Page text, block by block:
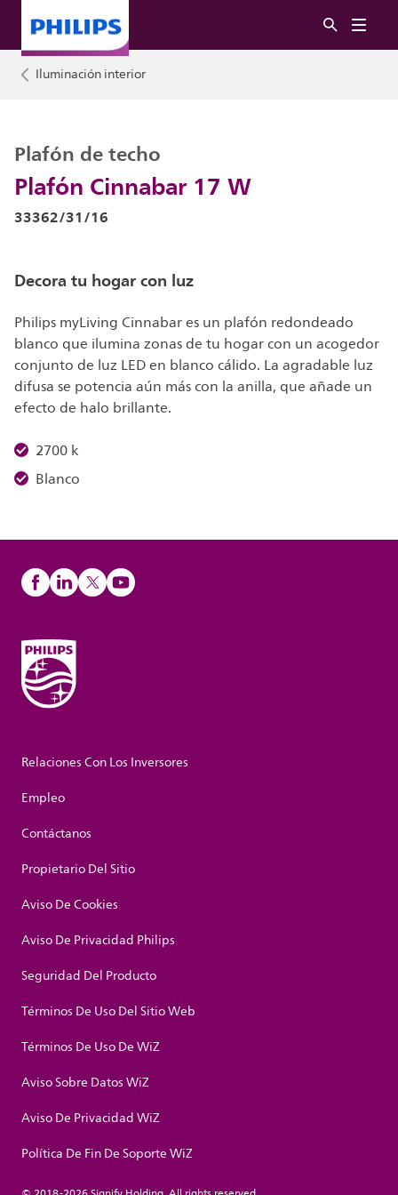
Iluminación interior
Plafón Cinnabar 17 W
Plafón de techo
33362/31/16
Decora tu hogar con luz
Philips myLiving Cinnabar es un plafón redondeado
blanco que ilumina zonas de tu hogar con un acogedor
conjunto de luz LED en blanco cálido. La agradable luz
difusa se potencia aún más con la anilla, que añade un
efecto de halo brillante.
2700 k
Blanco
Relaciones Con Los Inversores
Empleo
Contáctanos
Propietario Del Sitio
Aviso De Cookies
Aviso De Privacidad Philips
Seguridad Del Producto
Términos De Uso Del Sitio Web
Términos De Uso De WiZ
Aviso Sobre Datos WiZ
Aviso De Privacidad WiZ
Política De Fin De Soporte WiZ